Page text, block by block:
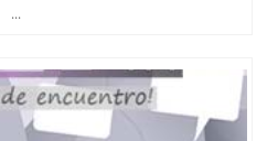
制、成绩单文凭、改成绩、
证文凭、文凭毕业证、毕业
认证、使馆证明、使馆留学
证、学历认证、文凭认证学
...